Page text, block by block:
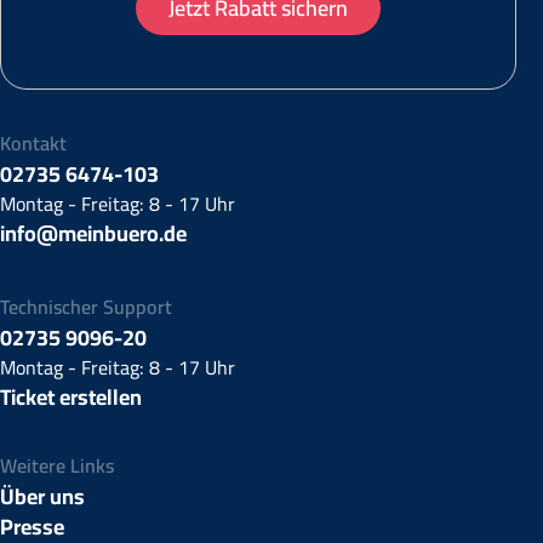
Kontakt
02735 6474-103
Montag - Freitag: 8 - 17 Uhr
info@meinbuero.de
Technischer Support
02735 9096-20
Montag - Freitag: 8 - 17 Uhr
Ticket erstellen
Weitere Links
Über uns
Presse